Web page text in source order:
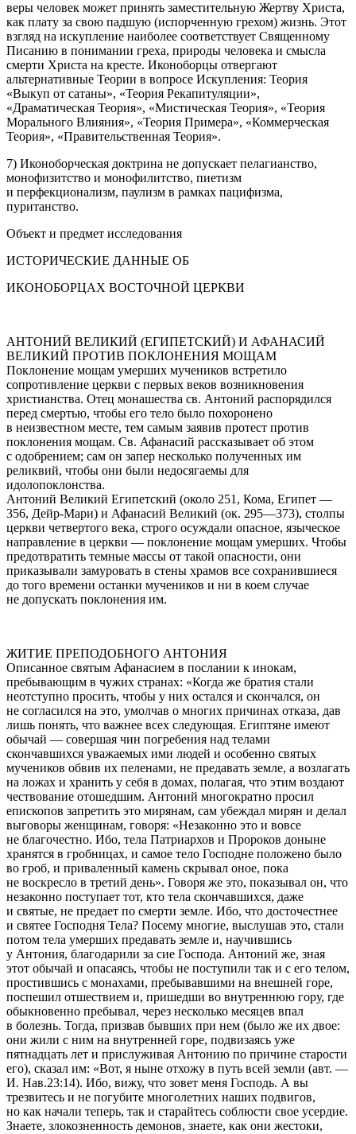
веры человек может принять заместительную Жертву Христа,
как плату за свою падшую (испорченную грехом) жизнь. Этот
взгляд на искупление наиболее соответствует Священному
Писанию в понимании греха, природы человека и смысла
смерти Христа на кресте. Иконоборцы отвергают
альтернативные Теории в вопросе Искупления: Теория
«Выкуп от сатаны», «Теория Рекапитуляции»,
«Драматическая Теория», «Мистическая Теория», «Теория
Морального Влияния», «Теория Примера», «Коммерческая
Теория», «Правительственная Теория».
7) Иконоборческая доктрина не допускает пелагианство,
монофизитство и монофилитство, пиетизм
и перфекционализм, паулизм в рамках пацифизма,
пуританство.
Объект и предмет исследования
ИСТОРИЧЕСКИЕ ДАННЫЕ ОБ
ИКОНОБОРЦАХ ВОСТОЧНОЙ ЦЕРКВИ
АНТОНИЙ ВЕЛИКИЙ (ЕГИПЕТСКИЙ) И АФАНАСИЙ
ВЕЛИКИЙ ПРОТИВ ПОКЛОНЕНИЯ МОЩАМ
Поклонение мощам умерших мучеников встретило
сопротивление церкви с первых веков возникновения
христианства. Отец монашества св. Антоний распорядился
перед смертью, чтобы его тело было похоронено
в неизвестном месте, тем самым заявив протест против
поклонения мощам. Св. Афанасий рассказывает об этом
с одобрением; сам он запер несколько полученных им
реликвий, чтобы они были недосягаемы для
идолопоклонства.
Антоний Великий Египетский (около 251, Кома, Египет —
356, Дейр-Мари) и Афанасий Великий (ок. 295—373), столпы
церкви четвертого века, строго осуждали опасное, языческое
направление в церкви — поклонение мощам умерших. Чтобы
предотвратить темные массы от такой опасности, они
приказывали замуровать в стены храмов все сохранившиеся
до того времени останки мучеников и ни в коем случае
не допускать поклонения им.
ЖИТИЕ ПРЕПОДОБНОГО АНТОНИЯ
Описанное святым Афанасием в послании к инокам,
пребывающим в чужих странах: «Когда же бpатия стали
неотступно просить, чтобы у них остался и скончался, он
не согласился на это, умолчав о многих причинах отказа, дав
лишь понять, что важнее всех следующая. Египтяне имеют
обычай — совершая чин погребения над телами
скончавшихся уважаемых ими людей и особенно святых
мучеников обвив их пеленами, не предавать земле, а возлагать
на ложах и хранить у себя в домах, полагая, что этим воздают
чествование отошедшим. Антоний многократно просил
епископов запретить это мирянам, сам убеждал мирян и делал
выговоры женщинам, говоря: «Незаконно это и вовсе
не благочестно. Ибо, тела Патpиаpхов и Пpоpоков доныне
хранятся в гробницах, и самое тело Господне положено было
во гроб, и приваленный камень скрывал оное, пока
не воскресло в третий день». Говоря же это, показывал он, что
незаконно поступает тот, кто тела скончавшихся, даже
и святые, не предает по смерти земле. Ибо, что досточестнее
и святее Господня Тела? Посему многие, выслушав это, стали
потом тела умерших предавать земле и, научившись
у Антония, благодарили за сие Господа. Антоний же, зная
этот обычай и опасаясь, чтобы не поступили так и с его телом,
простившись с монахами, пребывавшими на внешней гоpе,
поспешил отшествием и, пришедши во внутреннюю гору, где
обыкновенно пребывал, через несколько месяцев впал
в болезнь. Тогда, призвав бывших при нем (было же их двое:
они жили с ним на внутренней гоpе, подвизаясь уже
пятнадцать лет и прислуживая Антонию по причине старости
его), сказал им: «Вот, я ныне отхожу в путь всей земли (авт. —
И. Нав.23:14). Ибо, вижу, что зовет меня Господь. А вы
тpезвитесь и не погубите многолетних наших подвигов,
но как начали теперь, так и старайтесь соблюсти свое усердие.
Знаете, злокозненность демонов, знаете, как они жестоки,